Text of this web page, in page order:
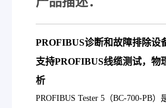
PROFIBUS诊断和故障排除设
支持PROFIBUS线缆测试，物
析
PROFIBUS Tester 5（BC-700-PB